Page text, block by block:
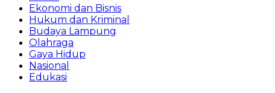
Ekonomi dan Bisnis
Hukum dan Kriminal
Budaya Lampung
Olahraga
Gaya Hidup
Nasional
Edukasi